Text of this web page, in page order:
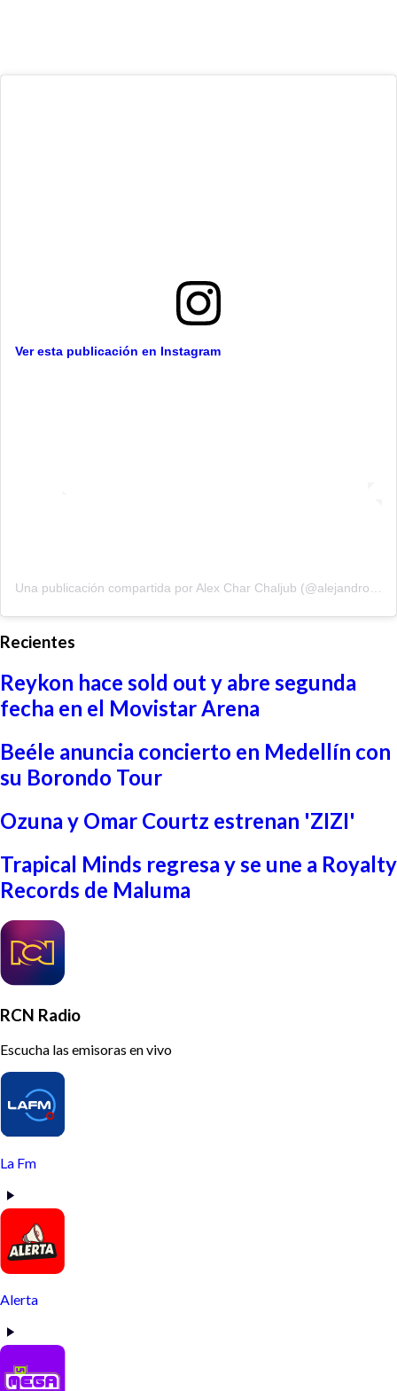
Ver esta publicación en Instagram
Recientes
Reykon hace sold out y abre segunda
fecha en el Movistar Arena
Beéle anuncia concierto en Medellín con
su Borondo Tour
Ozuna y Omar Courtz estrenan 'ZIZI'
Trapical Minds regresa y se une a Royalty
Records de Maluma
RCN Radio
Escucha las emisoras en vivo
La Fm
Alerta